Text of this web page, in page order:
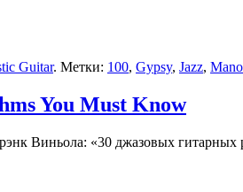
Guitar. Метки: 100, Gypsy, Jazz,
You Must Know
Виньола: «30 джазовых гитарных